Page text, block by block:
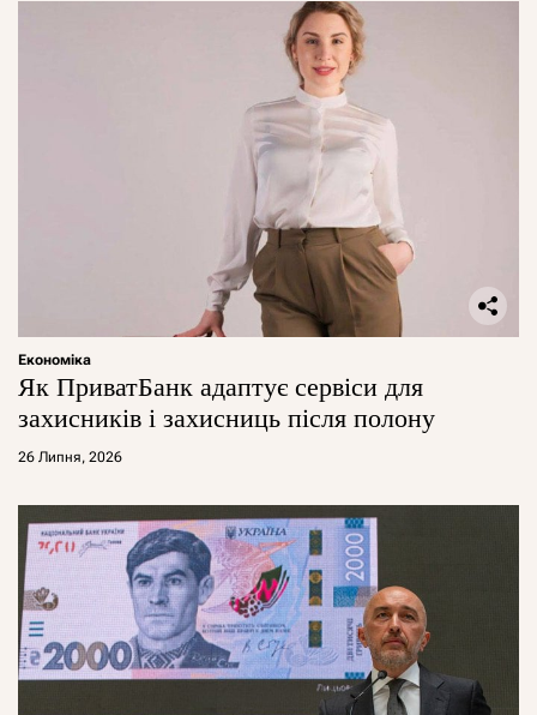
Економіка
Як ПриватБанк адаптує сервіси для
захисників і захисниць після полону
26 Липня, 2026